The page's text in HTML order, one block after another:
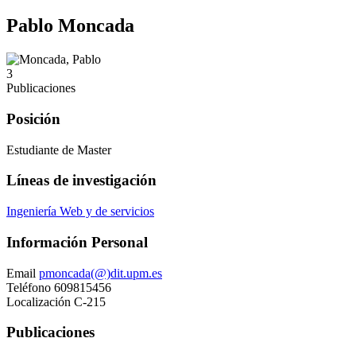
Pablo Moncada
3
Publicaciones
Posición
Estudiante de Master
Líneas de investigación
Ingeniería Web y de servicios
Información Personal
Email pmoncada(@)dit.upm.es
Teléfono 609815456
Localización C-215
Publicaciones